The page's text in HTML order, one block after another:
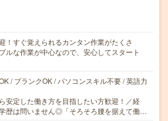
！すぐ覚えられるカンタン作業がたくさ
ルな作業が中心なので、安心してスタート
/ ブランクOK / パソコンスキル不要 / 英語力
安定した働き方を目指したい方歓迎！／経
歴は問いません◎「そろそろ腰を据えて働…